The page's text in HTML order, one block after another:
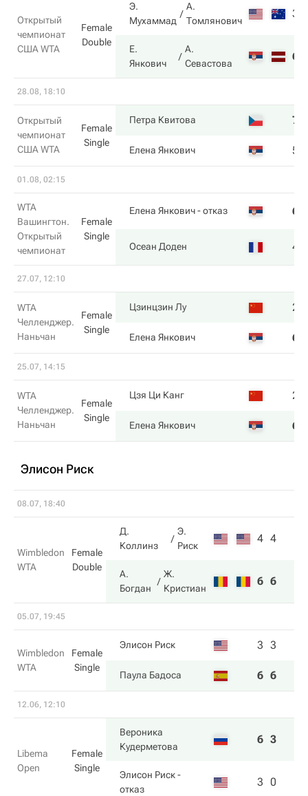
Открытый
чемпионат
США WTA
Female
Double
Э.
Мухаммад
А.
Томлянович
3
Е.
Янкович
А.
Севастова
6
28.08, 18:10
Открытый
чемпионат
США WTA
Female
Single
Петра Квитова 7
Елена Янкович 5
01.08, 02:15
WTA
Вашингтон.
Открытый
чемпионат
Female
Single
Елена Янкович- отказ 6
Осеан Доден 4
27.07, 12:10
WTA
Челленджер.
Наньчан
Female
Single
Цзинцзин Лу 2
Елена Янкович 6
25.07, 14:15
WTA
Челленджер.
Наньчан
Female
Single
Цзя Ци Канг 2
Елена Янкович 6
Элисон Риск
08.07, 18:40
Wimbledon
WTA
Female
Double
Д.
Коллинз
Э.
Риск
4 4
А.
Богдан
Ж.
Кристиан
6 6
05.07, 19:45
Wimbledon
WTA
Female
Single
Элисон Риск 3 3
Паула Бадоса 6 6
12.06, 12:10
Libema
Open
Female
Single
Вероника
Кудерметова
6 3
Элисон Риск-
отказ
3 0